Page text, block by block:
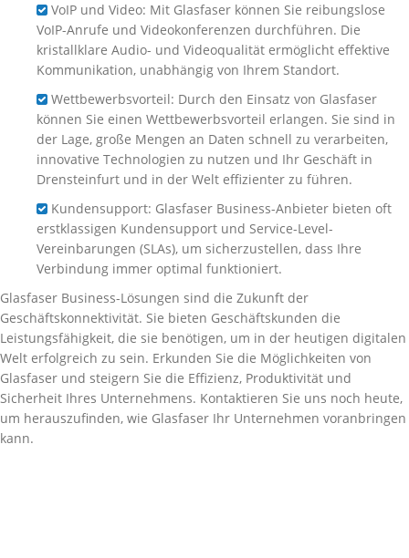
VoIP und Video: Mit Glasfaser können Sie reibungslose
VoIP-Anrufe und Videokonferenzen durchführen. Die
kristallklare Audio- und Videoqualität ermöglicht effektive
Kommunikation, unabhängig von Ihrem Standort.
Wettbewerbsvorteil: Durch den Einsatz von Glasfaser
können Sie einen Wettbewerbsvorteil erlangen. Sie sind in
der Lage, große Mengen an Daten schnell zu verarbeiten,
innovative Technologien zu nutzen und Ihr Geschäft in
Drensteinfurt und in der Welt effizienter zu führen.
Kundensupport: Glasfaser Business-Anbieter bieten oft
erstklassigen Kundensupport und Service-Level-
Vereinbarungen (SLAs), um sicherzustellen, dass Ihre
Verbindung immer optimal funktioniert.
Glasfaser Business-Lösungen sind die Zukunft der
Geschäftskonnektivität. Sie bieten Geschäftskunden die
Leistungsfähigkeit, die sie benötigen, um in der heutigen digitalen
Welt erfolgreich zu sein. Erkunden Sie die Möglichkeiten von
Glasfaser und steigern Sie die Effizienz, Produktivität und
Sicherheit Ihres Unternehmens. Kontaktieren Sie uns noch heute,
um herauszufinden, wie Glasfaser Ihr Unternehmen voranbringen
kann.